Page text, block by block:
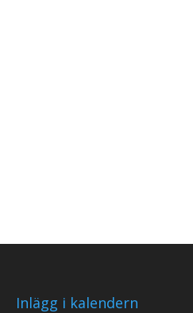
Inlägg i kalendern